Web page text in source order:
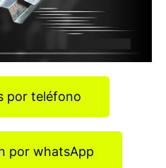
por teléfono
por whatsApp